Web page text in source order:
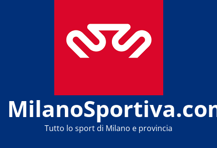
Tutto lo sport di Milano e provincia